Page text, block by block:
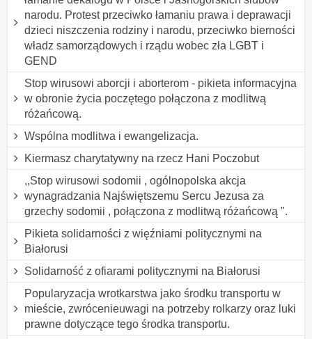
narodu. Protest przeciwko łamaniu prawa i deprawacji
dzieci niszczenia rodziny i narodu, przeciwko bierności
władz samorządowych i rządu wobec zła LGBT i
GEND
Stop wirusowi aborcji i aborterom - pikieta informacyjna
w obronie życia poczętego połączona z modlitwą
różańcową.
Wspólna modlitwa i ewangelizacja.
Kiermasz charytatywny na rzecz Hani Poczobut
,,Stop wirusowi sodomii , ogólnopolska akcja
wynagradzania Najświętszemu Sercu Jezusa za
grzechy sodomii , połączona z modlitwą różańcową ".
Pikieta solidarności z więźniami politycznymi na
Białorusi
Solidarność z ofiarami politycznymi na Białorusi
Popularyzacja wrotkarstwa jako środku transportu w
mieście, zwrócenieuwagi na potrzeby rolkarzy oraz luki
prawne dotyczące tego środka transportu.